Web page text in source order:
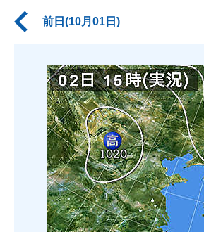
前日(10月01日)